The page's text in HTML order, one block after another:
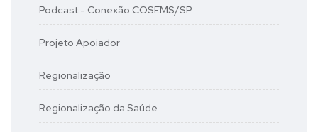
Podcast - Conexão COSEMS/SP
Projeto Apoiador
Regionalização
Regionalização da Saúde